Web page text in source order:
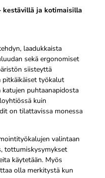
kestävillä ja kotimaisilla
laadukkaista
sekä ergonomiset
siisteyttä
työkalut
puhtaanapidosta
kuin
on tilattavissa monessa
valintaan
tottumiskysymykset
käytetään. Myös
olla merkitystä kun